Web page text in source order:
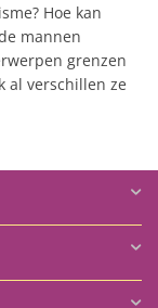
Hoe kan
mannen
grenzen
al verschillen ze